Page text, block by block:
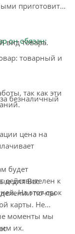
приготовить
он обязан:
вид товара.
товарный и
так как эти
безналичный
цена на
будет
действителен к
На этот срок
для Вас
почты
карты. Не
моменты мы
их.